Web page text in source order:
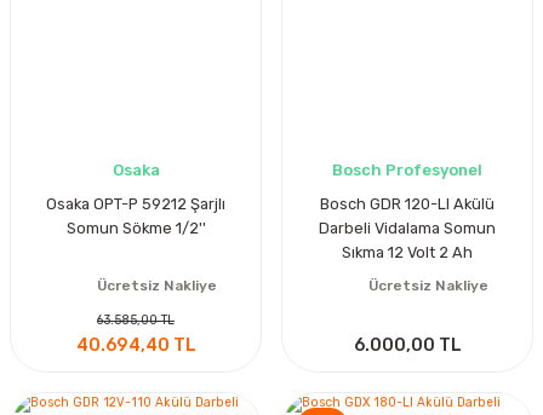
Osaka
Osaka OPT-P 59212 Şarjlı
Somun Sökme 1/2''
Ücretsiz Nakliye
63.585,00 TL
40.694,40 TL
Bosch Profesyonel
Bosch GDR 120-LI Akülü
Darbeli Vidalama Somun
Sıkma 12 Volt 2 Ah
Ücretsiz Nakliye
6.000,00 TL